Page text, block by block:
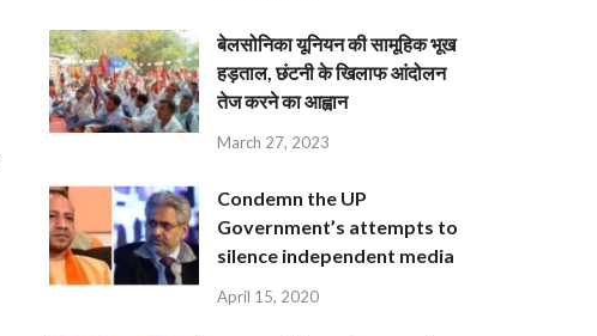
बेलसोनिका यूनियन की सामूहिक भूख
हड़ताल, छंटनी के खिलाफ आंदोलन
तेज करने का आह्वान
March 27, 2023
Condemn the UP
Government’s attempts to
silence independent media
April 15, 2020